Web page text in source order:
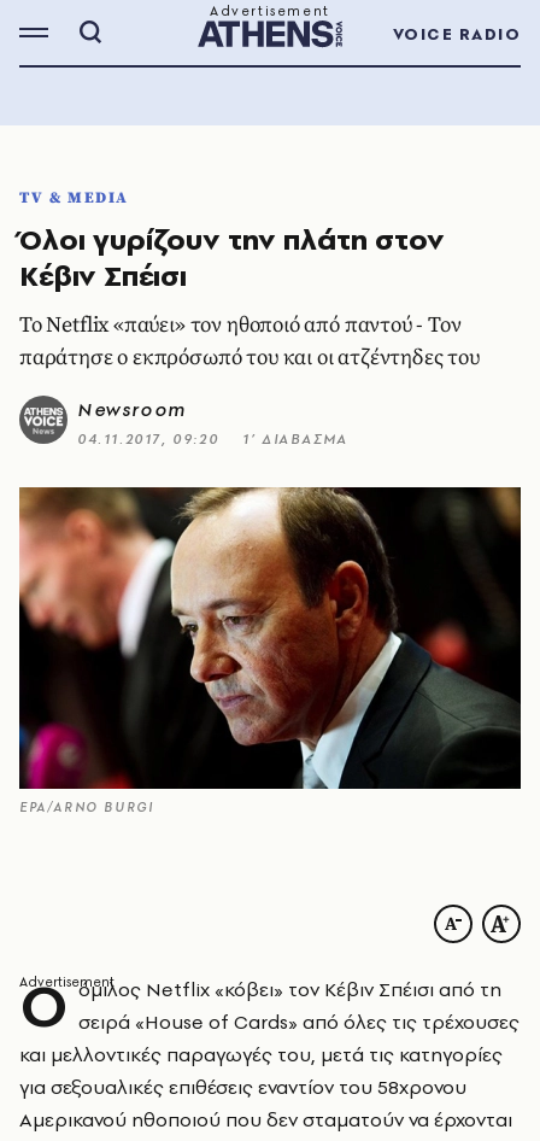
VOICE RADIO
TV & MEDIA
Όλοι γυρίζουν την πλάτη στον
Κέβιν Σπέισι
Το Netflix «παύει» τον ηθοποιό από παντού - Τον
παράτησε ο εκπρόσωπό του και οι ατζέντηδες του
Newsroom
04.11.2017, 09:20 1’ ΔΙΑΒΑΣΜΑ
EPA/ARNO BURGI
O όμιλος Netflix «κόβει» τον Κέβιν Σπέισι από τη
σειρά «House of Cards» από όλες τις τρέχουσες
και μελλοντικές παραγωγές του, μετά τις κατηγορίες
για σεξουαλικές επιθέσεις εναντίον του 58χρονου
Αμερικανού ηθοποιού που δεν σταματούν να έρχονται